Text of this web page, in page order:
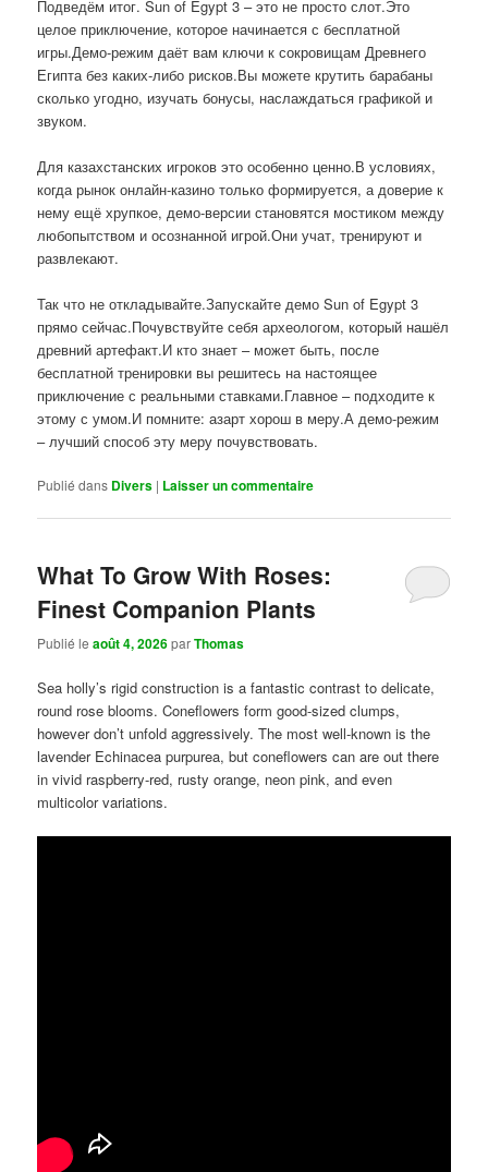
Подведём итог. Sun of Egypt 3 – это не просто слот.Это
целое приключение, которое начинается с бесплатной
игры.Демо-режим даёт вам ключи к сокровищам Древнего
Египта без каких-либо рисков.Вы можете крутить барабаны
сколько угодно, изучать бонусы, наслаждаться графикой и
звуком.
Для казахстанских игроков это особенно ценно.В условиях,
когда рынок онлайн-казино только формируется, а доверие к
нему ещё хрупкое, демо-версии становятся мостиком между
любопытством и осознанной игрой.Они учат, тренируют и
развлекают.
Так что не откладывайте.Запускайте демо Sun of Egypt 3
прямо сейчас.Почувствуйте себя археологом, который нашёл
древний артефакт.И кто знает – может быть, после
бесплатной тренировки вы решитесь на настоящее
приключение с реальными ставками.Главное – подходите к
этому с умом.И помните: азарт хорош в меру.А демо-режим
– лучший способ эту меру почувствовать.
Publié dans Divers | Laisser un commentaire
What To Grow With Roses:
Finest Companion Plants
Publié leaoût 4, 2026parThomas
Sea holly’s rigid construction is a fantastic contrast to delicate,
round rose blooms. Coneflowers form good-sized clumps,
however don’t unfold aggressively. The most well-known is the
lavender Echinacea purpurea, but coneflowers can are out there
in vivid raspberry-red, rusty orange, neon pink, and even
multicolor variations.